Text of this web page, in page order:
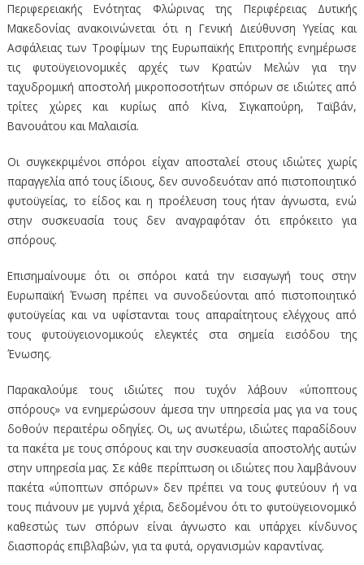
Περιφερειακής Ενότητας Φλώρινας της Περιφέρειας Δυτικής
Μακεδονίας ανακοινώνεται ότι η Γενική Διεύθυνση Υγείας και
Ασφάλειας των Τροφίμων της Ευρωπαϊκής Επιτροπής ενημέρωσε
τις φυτοϋγειονομικές αρχές των Κρατών Μελών για την
ταχυδρομική αποστολή μικροποσοτήτων σπόρων σε ιδιώτες από
τρίτες χώρες και κυρίως από Κίνα, Σιγκαπούρη, Ταϊβάν,
Βανουάτου και Μαλαισία.
Οι συγκεκριμένοι σπόροι είχαν αποσταλεί στους ιδιώτες χωρίς
παραγγελία από τους ίδιους, δεν συνοδευόταν από πιστοποιητικό
φυτοϋγείας, το είδος και η προέλευση τους ήταν άγνωστα, ενώ
στην συσκευασία τους δεν αναγραφόταν ότι επρόκειτο για
σπόρους.
Επισημαίνουμε ότι οι σπόροι κατά την εισαγωγή τους στην
Ευρωπαϊκή Ένωση πρέπει να συνοδεύονται από πιστοποιητικό
φυτοϋγείας και να υφίστανται τους απαραίτητους ελέγχους από
τους φυτοϋγειονομικούς ελεγκτές στα σημεία εισόδου της
Ένωσης.
Παρακαλούμε τους ιδιώτες που τυχόν λάβουν «ύποπτους
σπόρους» να ενημερώσουν άμεσα την υπηρεσία μας για να τους
δοθούν περαιτέρω οδηγίες. Οι, ως ανωτέρω, ιδιώτες παραδίδουν
τα πακέτα με τους σπόρους και την συσκευασία αποστολής αυτών
στην υπηρεσία μας. Σε κάθε περίπτωση οι ιδιώτες που λαμβάνουν
πακέτα «ύποπτων σπόρων» δεν πρέπει να τους φυτεύουν ή να
τους πιάνουν με γυμνά χέρια, δεδομένου ότι το φυτοϋγειονομικό
καθεστώς των σπόρων είναι άγνωστο και υπάρχει κίνδυνος
διασποράς επιβλαβών, για τα φυτά, οργανισμών καραντίνας.